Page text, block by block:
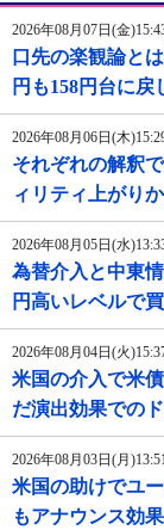
2026年08月07日(金
口先の楽観論と
円も158円台に
2026年08月06日(木
それぞれの解釈
ィリティ上がり
2026年08月05日(水
為替介入と中東
円高いレベルで
2026年08月04日(火
米国の介入で米
だ演出効果での
2026年08月03日(月
米国の助けでユ
もアナウンス効